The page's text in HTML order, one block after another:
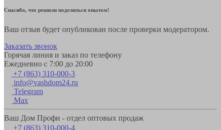
Спасибо, что решили поделиться опытом!
Ваш отзыв будет опубликован после проверки модератором.
Заказать звонок
Горячая линия и заказ по телефону
Ежедневно с 7:00 до 20:00
+7 (863) 310-000-3
info@vashdom24.ru
Telegram
Max
Ваш Дом Профи - отдел оптовых продаж
+7 (863) 310-000-4